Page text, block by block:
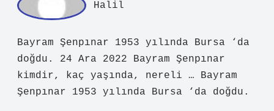
Bayram Şenpınar 1953 yılında Bursa ‘da
doğdu. 24 Ara 2022 Bayram Şenpınar
kimdir, kaç yaşında, nereli … Bayram
Şenpınar 1953 yılında Bursa ‘da doğdu.